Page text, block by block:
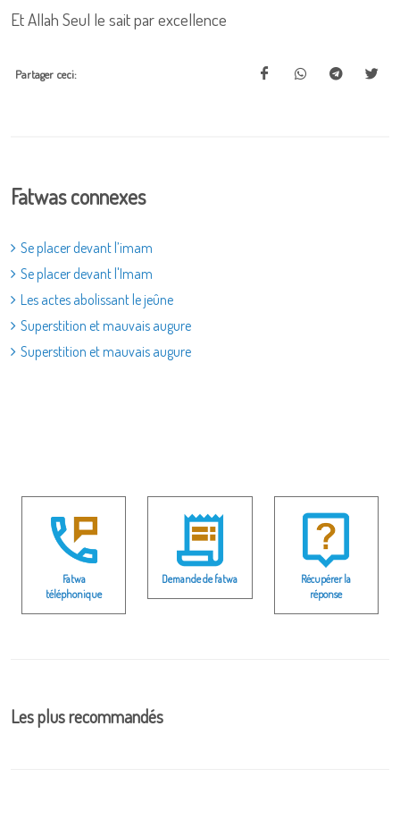
Et Allah Seul le sait par excellence
Partager ceci:
Fatwas connexes
Se placer devant l’imam
Se placer devant l'Imam
Les actes abolissant le jeûne
Superstition et mauvais augure
Superstition et mauvais augure
Fatwa
téléphonique
Demande de fatwa
Récupérer la
réponse
Les plus recommandés